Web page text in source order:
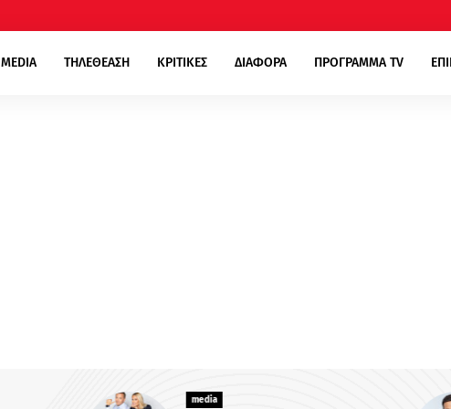
MEDIA ΤΗΛΕΘΕΑΣΗ ΚΡΙΤΙΚΕΣ ΔΙΑΦΟΡΑ ΠΡΟΓΡΑΜΜΑ TV
media